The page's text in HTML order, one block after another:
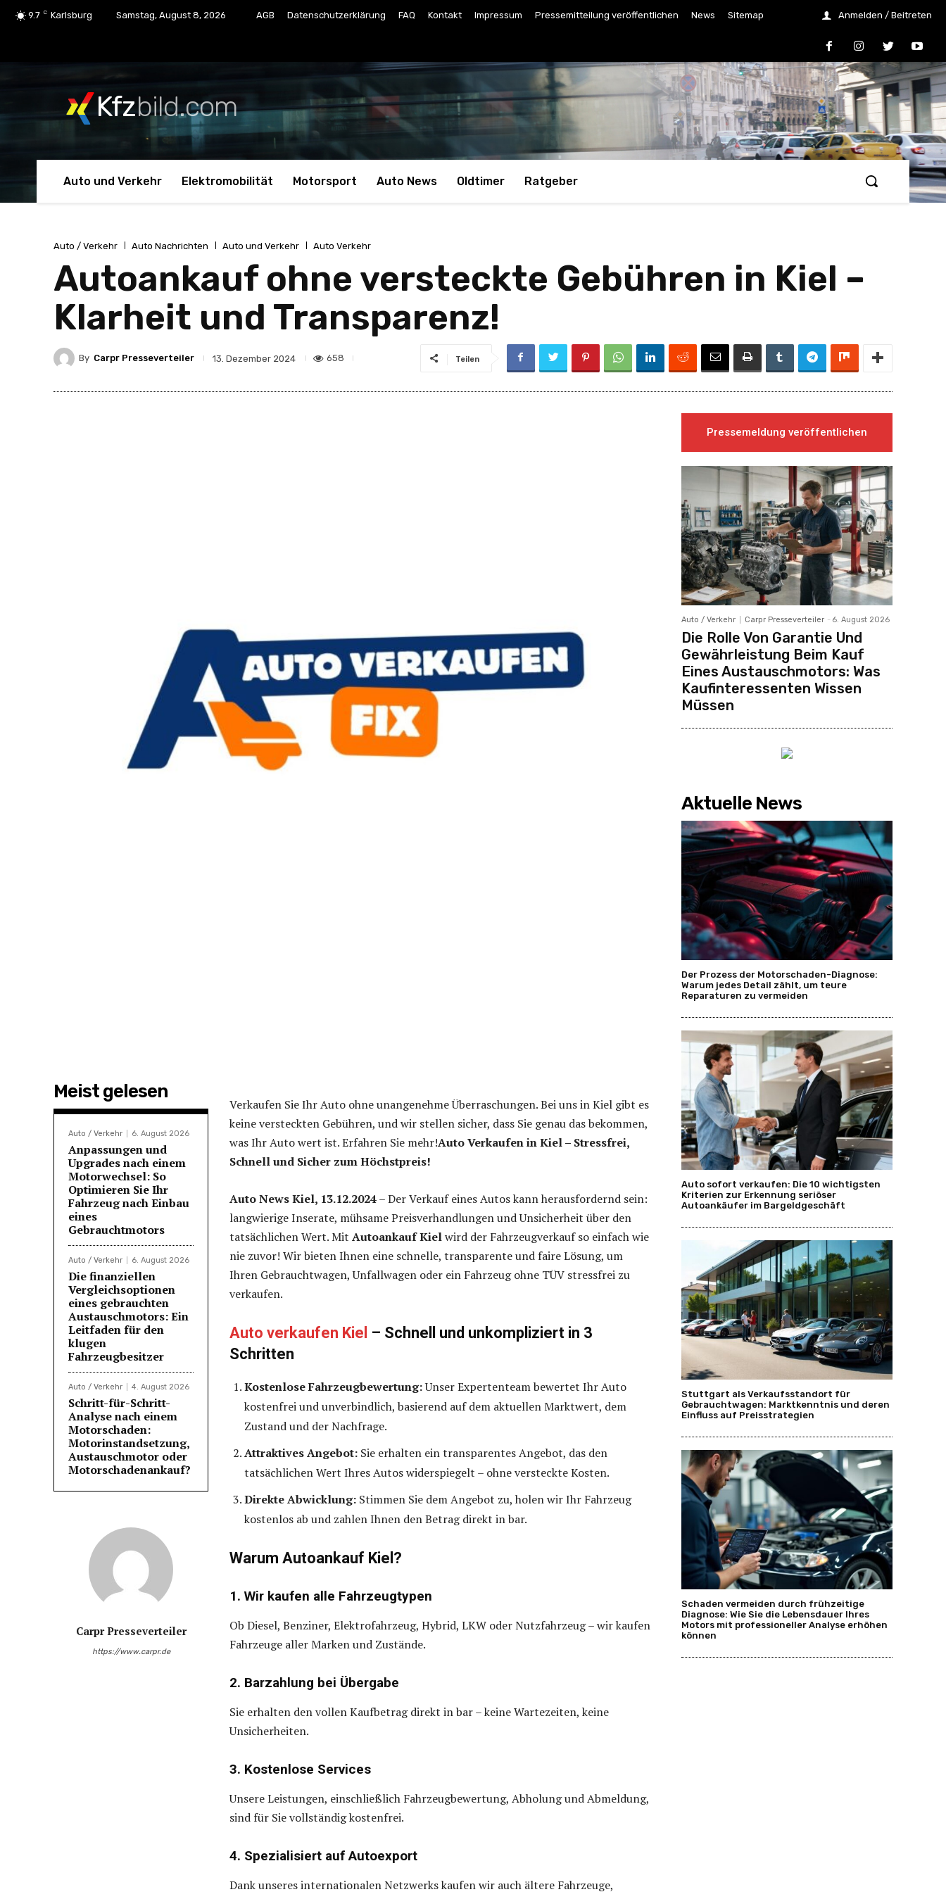
9.7 C Karlsburg Samstag, August 8, 2026 AGB Datenschutzerklärung FAQ Kontakt Impressum Pressemitteilung veröffentlichen News Sitemap Anmelden / Beitreten
Kfzbild.com
Auto und Verkehr Elektromobilität Motorsport Auto News Oldtimer Ratgeber
Auto / Verkehr Auto Nachrichten Auto und Verkehr Auto Verkehr
Autoankauf ohne versteckte Gebühren in Kiel –
Klarheit und Transparenz!
By Carpr Presseverteiler 13. Dezember 2024 658 Teilen
Meist gelesen
Auto / Verkehr 6. August 2026
Anpassungen und
Upgrades nach einem
Motorwechsel: So
Optimieren Sie Ihr
Fahrzeug nach Einbau
eines
Gebrauchtmotors
Auto / Verkehr 6. August 2026
Die finanziellen
Vergleichsoptionen
eines gebrauchten
Austauschmotors: Ein
Leitfaden für den
klugen
Fahrzeugbesitzer
Auto / Verkehr 4. August 2026
Schritt-für-Schritt-
Analyse nach einem
Motorschaden:
Motorinstandsetzung,
Austauschmotor oder
Motorschadenankauf?
Carpr Presseverteiler
https://www.carpr.de
Verkaufen Sie Ihr Auto ohne unangenehme Überraschungen. Bei uns in Kiel gibt es
keine versteckten Gebühren, und wir stellen sicher, dass Sie genau das bekommen,
was Ihr Auto wert ist. Erfahren Sie mehr!Auto Verkaufen in Kiel – Stressfrei,
Schnell und Sicher zum Höchstpreis!
Auto News Kiel, 13.12.2024– Der Verkauf eines Autos kann herausfordernd sein:
langwierige Inserate, mühsame Preisverhandlungen und Unsicherheit über den
tatsächlichen Wert. Mit Autoankauf Kielwird der Fahrzeugverkauf so einfach wie
nie zuvor! Wir bieten Ihnen eine schnelle, transparente und faire Lösung, um
Ihren Gebrauchtwagen, Unfallwagen oder ein Fahrzeug ohne TÜV stressfrei zu
verkaufen.
Auto verkaufen Kiel – Schnell und unkompliziert in 3
Schritten
Kostenlose Fahrzeugbewertung:Unser Expertenteam bewertet Ihr Auto
kostenfrei und unverbindlich, basierend auf dem aktuellen Marktwert, dem
Zustand und der Nachfrage.
Attraktives Angebot: Sie erhalten ein transparentes Angebot, das den
tatsächlichen Wert Ihres Autos widerspiegelt – ohne versteckte Kosten.
Direkte Abwicklung: Stimmen Sie dem Angebot zu, holen wir Ihr Fahrzeug
kostenlos ab und zahlen Ihnen den Betrag direkt in bar.
Warum Autoankauf Kiel?
1. Wir kaufen alle Fahrzeugtypen
Ob Diesel, Benziner, Elektrofahrzeug, Hybrid, LKW oder Nutzfahrzeug – wir kaufen
Fahrzeuge aller Marken und Zustände.
2. Barzahlung bei Übergabe
Sie erhalten den vollen Kaufbetrag direkt in bar – keine Wartezeiten, keine
Unsicherheiten.
3. Kostenlose Services
Unsere Leistungen, einschließlich Fahrzeugbewertung, Abholung und Abmeldung,
sind für Sie vollständig kostenfrei.
4. Spezialisiert auf Autoexport
Dank unseres internationalen Netzwerks kaufen wir auch ältere Fahrzeuge,
Pressemeldung veröffentlichen
Auto / Verkehr Carpr Presseverteiler - 6. August 2026
Die Rolle Von Garantie Und
Gewährleistung Beim Kauf
Eines Austauschmotors: Was
Kaufinteressenten Wissen
Müssen
Aktuelle News
Der Prozess der Motorschaden-Diagnose:
Warum jedes Detail zählt, um teure
Reparaturen zu vermeiden
Auto sofort verkaufen: Die 10 wichtigsten
Kriterien zur Erkennung seriöser
Autoankäufer im Bargeldgeschäft
Stuttgart als Verkaufsstandort für
Gebrauchtwagen: Marktkenntnis und deren
Einfluss auf Preisstrategien
Schaden vermeiden durch frühzeitige
Diagnose: Wie Sie die Lebensdauer Ihres
Motors mit professioneller Analyse erhöhen
können